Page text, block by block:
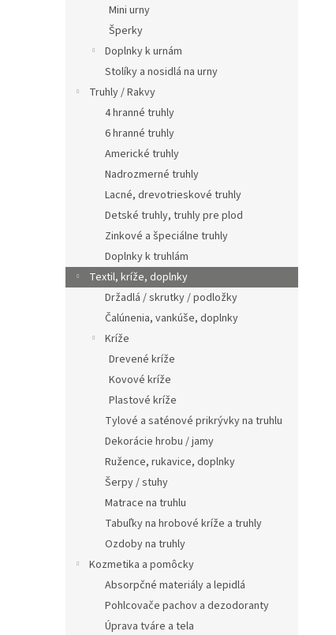
Mini urny
Šperky
Doplnky k urnám
Stolíky a nosidlá na urny
Truhly / Rakvy
4 hranné truhly
6 hranné truhly
Americké truhly
Nadrozmerné truhly
Lacné, drevotrieskové truhly
Detské truhly, truhly pre plod
Zinkové a špeciálne truhly
Doplnky k truhlám
Textil, kríže, doplnky
Držadlá / skrutky / podložky
Čalúnenia, vankúše, doplnky
Kríže
Drevené kríže
Kovové kríže
Plastové kríže
Tylové a saténové prikrývky na truhlu
Dekorácie hrobu / jamy
Ružence, rukavice, doplnky
Šerpy / stuhy
Matrace na truhlu
Tabuľky na hrobové kríže a truhly
Ozdoby na truhly
Kozmetika a pomôcky
Absorpčné materiály a lepidlá
Pohlcovače pachov a dezodoranty
Úprava tváre a tela